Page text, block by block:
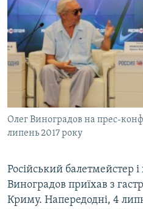
СПЕЦПРОЕКТИ
ДЕПОРТАЦІЯ
ВІДЕОУРОКИ «ELIFBE»
СВІДЧЕННЯ ОКУПАЦІЇ
УКРАЇНСЬКА ПРОБЛЕМА КРИМУ
ІНФОГРАФІКА
ЯК ОБІЙТИ БЛОКУВАННЯ
Русский
Qırımtatar
ДОЛУЧАЙСЯ!
Усі сайти RFE/RL
Олег Виноградов на прес-
липень 2017 року
Російський балетмейстер
Виноградов приїхав з
Криму. Напередодні, 4